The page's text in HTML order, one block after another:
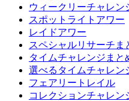
ウィークリーチャレン
スポットライトアワー
レイドアワー
スペシャルリサーチま
タイムチャレンジまと
選べるタイムチャレン
フェアリートレイル
コレクションチャレン